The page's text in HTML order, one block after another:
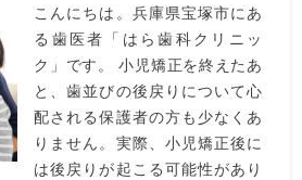
こんにちは。兵庫県宝塚市にあ
る歯医者「はら歯科クリニッ
ク」です。 小児矯正を終えたあ
と、歯並びの後戻りについて心
配される保護者の方も少なくあ
りません。実際、小児矯正後に
は後戻りが起こる可能性があり